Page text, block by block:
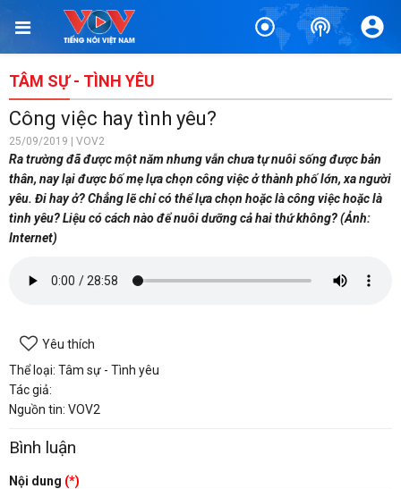
TÂM SỰ - TÌNH YÊU
Công việc hay tình yêu?
25/09/2019 | VOV2
Ra trường đã được một năm nhưng vẫn chưa tự nuôi sống được bản
thân, nay lại được bố mẹ lựa chọn công việc ở thành phố lớn, xa người
yêu. Đi hay ở? Chẳng lẽ chỉ có thể lựa chọn hoặc là công việc hoặc là
tình yêu? Liệu có cách nào để nuôi dưỡng cả hai thứ không? (Ảnh:
Internet)
Yêu thích
Thể loại: Tâm sự - Tình yêu
Tác giả:
Nguồn tin: VOV2
Bình luận
Nội dung (*)